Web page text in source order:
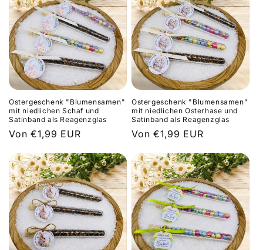
Ostergeschenk "Blumensamen"
mit niedlichen Schaf und
Satinband als Reagenzglas
Normaler
Von €1,99 EUR
Ostergeschenk "Blumensamen"
mit niedlichen Osterhase und
Satinband als Reagenzglas
Normaler
Von €1,99 EUR